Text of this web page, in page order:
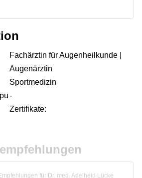
Fachärztin für Augenheilkunde |
Augenärztin
Sportmedizin
-
Zertifikate:
für Dr. med. Adelheid Lücke